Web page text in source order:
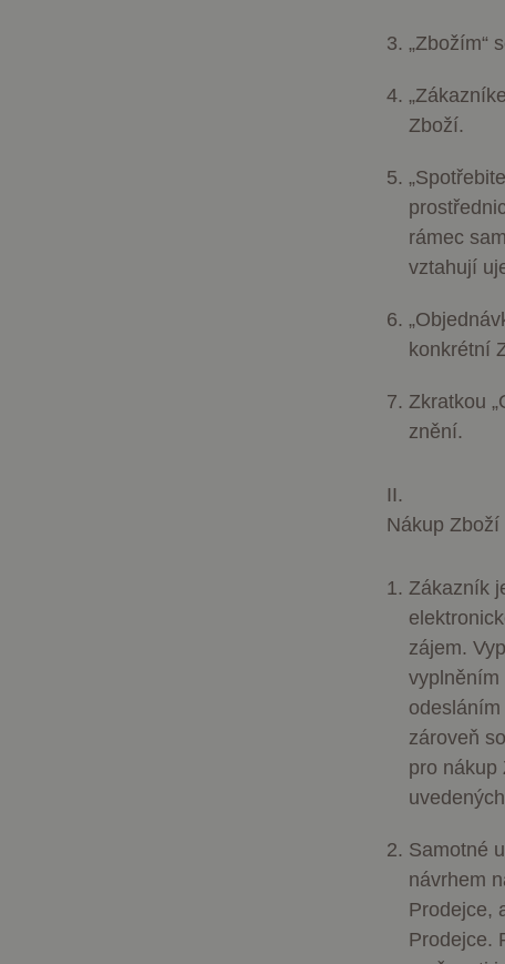
„Zbožím“
„
Zboží.
„
rámec
vztahují
„
konkrétní
Zkratkou „
znění.
II.
Nákup Zboží
Zákazník
zájem.
vyplněním
zároveň
pro nákup
Samotné
návrhem
Prodejce,
Prodejce.